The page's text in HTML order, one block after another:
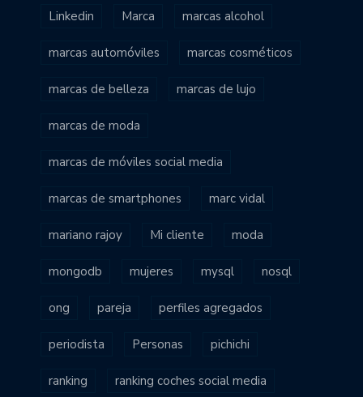
Linkedin Marca marcas alcohol
marcas automóviles marcas cosméticos
marcas de belleza marcas de lujo
marcas de moda
marcas de móviles social media
marcas de smartphones marc vidal
mariano rajoy Mi cliente moda
mongodb mujeres mysql nosql
ong pareja perfiles agregados
periodista Personas pichichi
ranking ranking coches social media